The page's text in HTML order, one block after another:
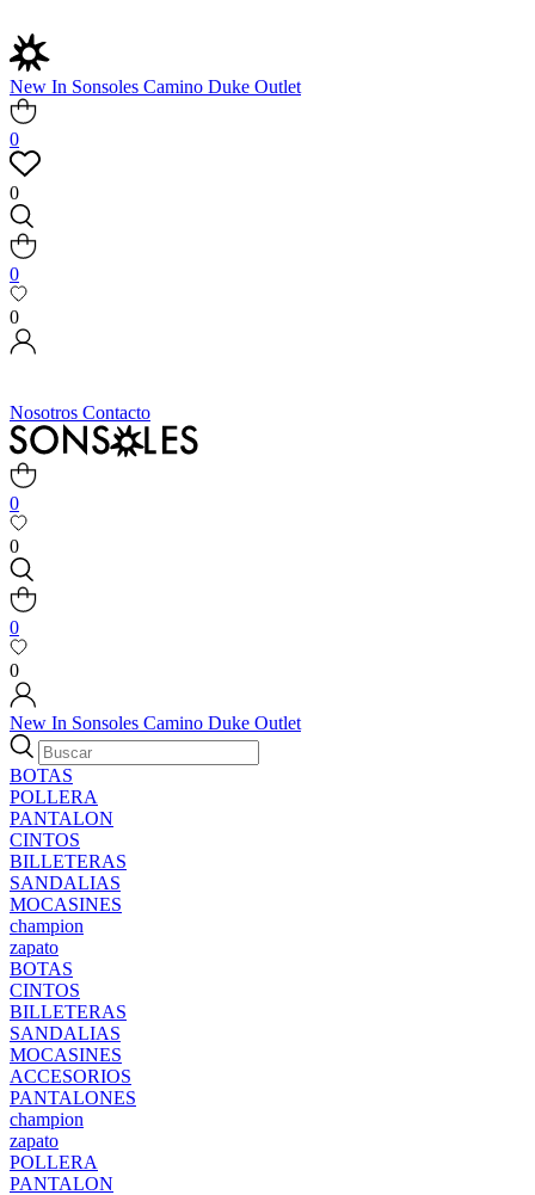
New In Sonsoles Camino Duke Outlet
0
0
0
0
Nosotros Contacto
0
0
0
0
New In Sonsoles Camino Duke Outlet
BOTAS
POLLERA
PANTALON
CINTOS
BILLETERAS
SANDALIAS
MOCASINES
champion
zapato
BOTAS
CINTOS
BILLETERAS
SANDALIAS
MOCASINES
ACCESORIOS
PANTALONES
champion
zapato
POLLERA
PANTALON